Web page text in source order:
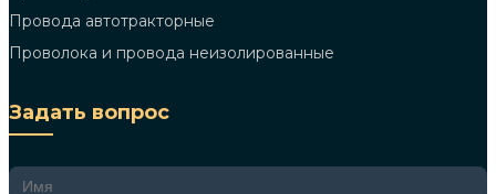
Провода автотракторные
Проволока и провода неизолированные
Задать вопрос